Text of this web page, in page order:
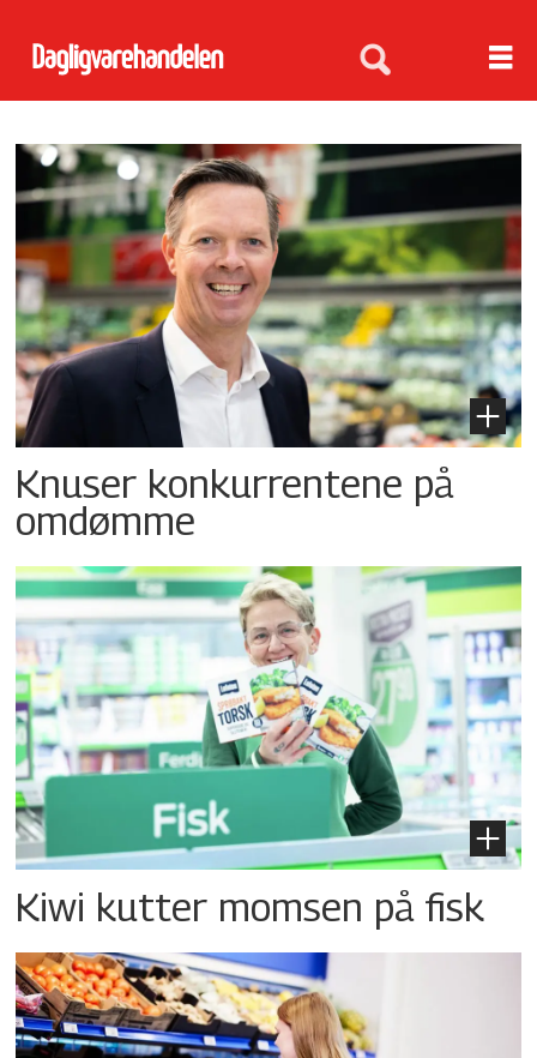
Tag:
kjedenytt
Knuser konkurrentene på
omdømme
Kiwi kutter momsen på fisk